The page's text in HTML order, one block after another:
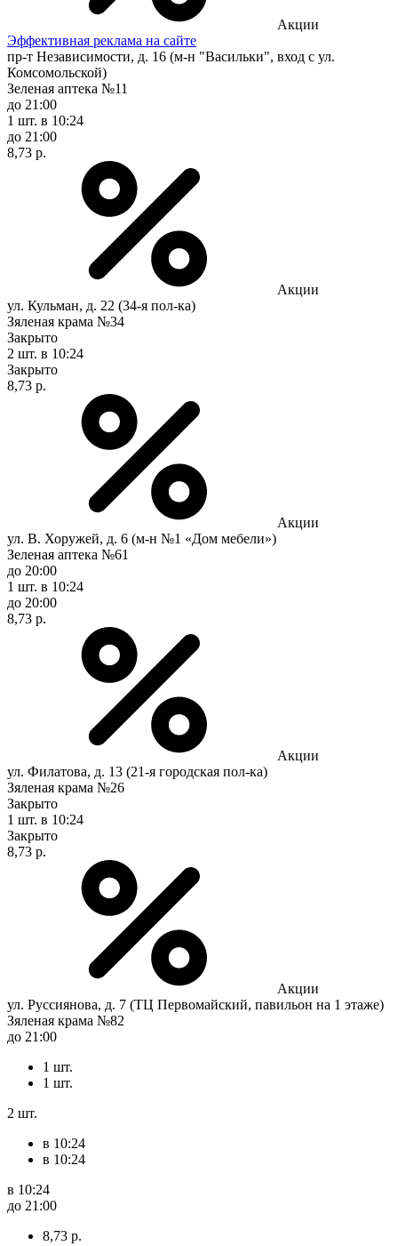
Акции
Эффективная реклама на сайте
пр-т Независимости, д. 16 (м-н "Васильки", вход с ул.
Комсомольской)
Зеленая аптека №11
до 21:00
1 шт. в 10:24
до 21:00
8,73 р.
Акции
ул. Кульман, д. 22 (34-я пол-ка)
Зяленая крама №34
Закрыто
2 шт. в 10:24
Закрыто
8,73 р.
Акции
ул. В. Хоружей, д. 6 (м-н №1 «Дом мебели»)
Зеленая аптека №61
до 20:00
1 шт. в 10:24
до 20:00
8,73 р.
Акции
ул. Филатова, д. 13 (21-я городская пол-ка)
Зяленая крама №26
Закрыто
1 шт. в 10:24
Закрыто
8,73 р.
Акции
ул. Руссиянова, д. 7 (ТЦ Первомайский, павильон на 1 этаже)
Зяленая крама №82
до 21:00
1 шт.
1 шт.
2 шт.
в 10:24
в 10:24
в 10:24
до 21:00
8,73 р.